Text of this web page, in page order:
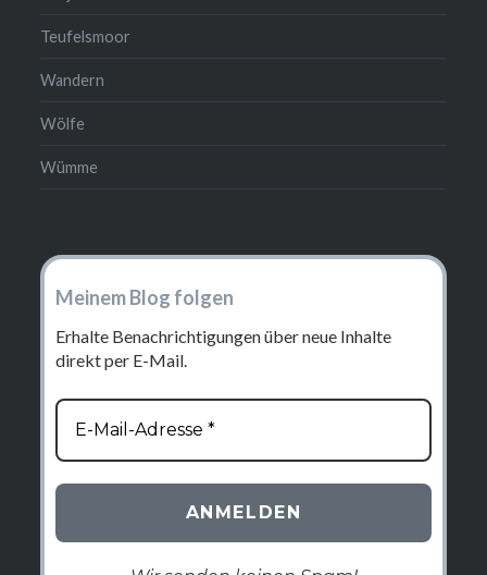
Teufelsmoor
Wandern
Wölfe
Wümme
Meinem Blog folgen
Erhalte Benachrichtigungen über neue Inhalte
direkt per E-Mail.